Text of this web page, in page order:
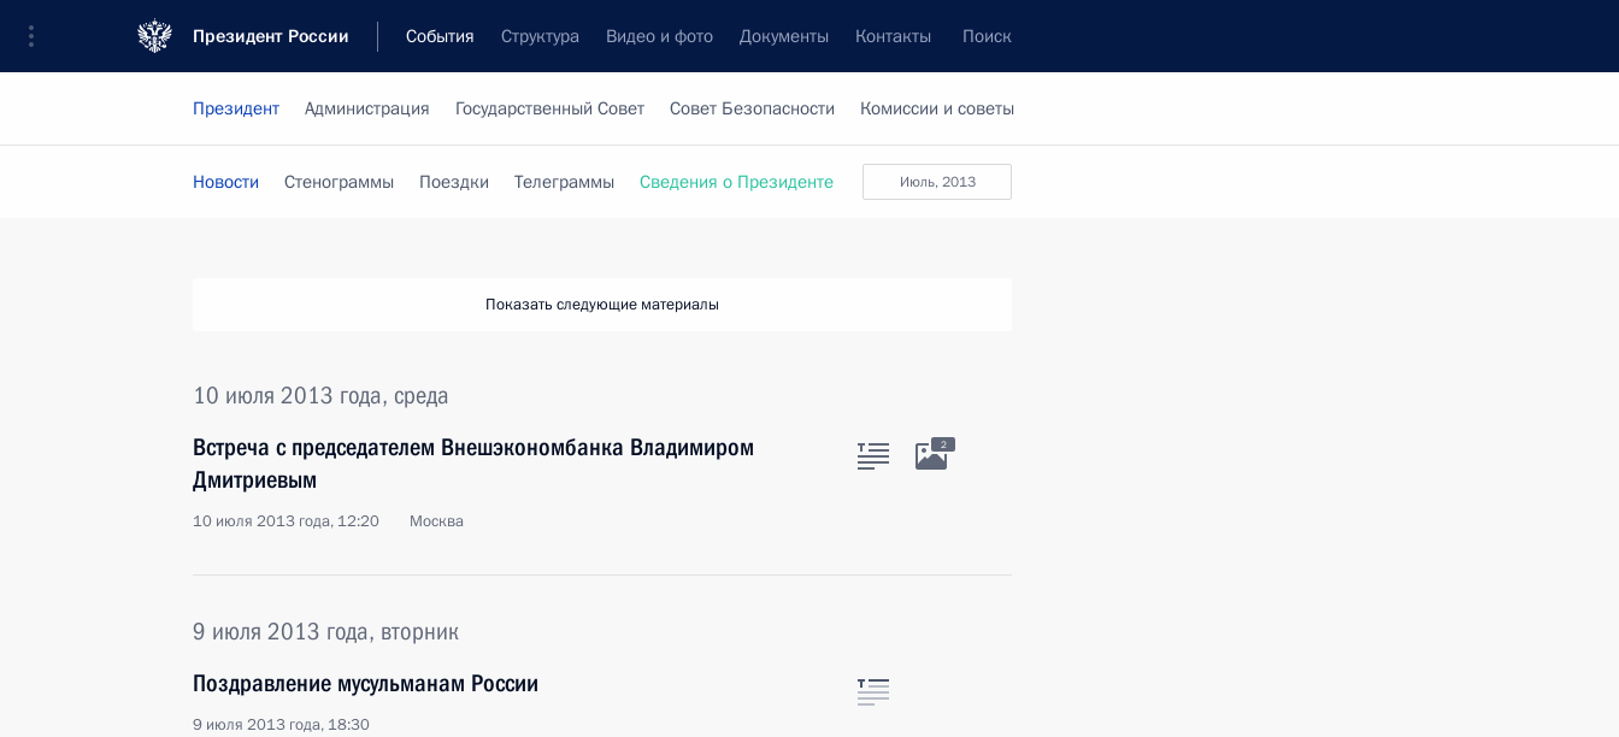
Президент России События Структура Видео и фото Документы Контакты Поиск
Президент Администрация Государственный Совет Совет Безопасности Комиссии и советы
июль, 2013
Новости Стенограммы Поездки Телеграммы Сведения о Президенте
Показать следующие материалы
10 июля 2013 года, среда
Встреча с председателем Внешэкономбанка Владимиром
Дмитриевым
10 июля 2013 года, 12:20 Москва
2
9 июля 2013 года, вторник
Поздравление мусульманам России
9 июля 2013 года, 18:30